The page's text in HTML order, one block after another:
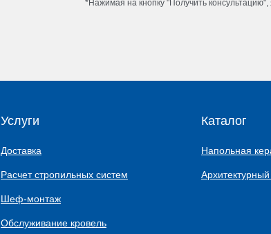
*Нажимая на кнопку "Получить
Услуги
Доставка
Расчет стропильных систем
Шеф-монтаж
Обслуживание кровель
Каталог
Напольная